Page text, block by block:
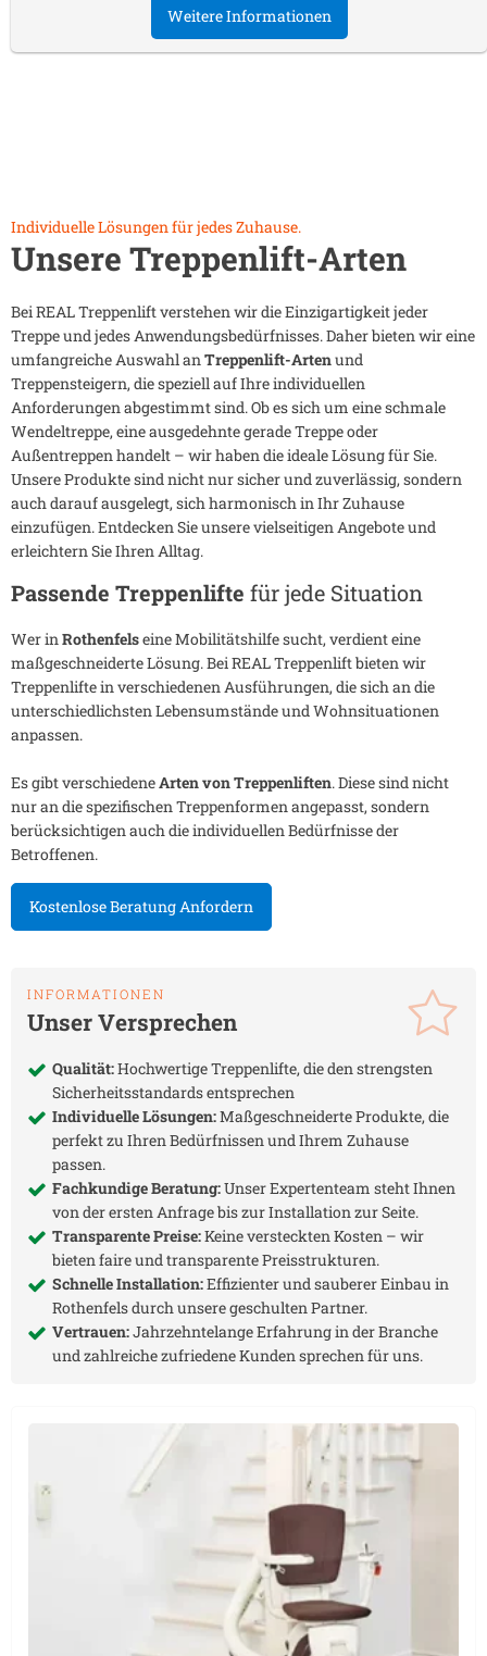
Weitere Informationen
Individuelle Lösungen für jedes Zuhause.
Unsere Treppenlift-Arten
Bei REAL Treppenlift verstehen wir die Einzigartigkeit jeder
Treppe und jedes Anwendungsbedürfnisses. Daher bieten wir eine
umfangreiche Auswahl anTreppenlift-Artenund
Treppensteigern, die speziell auf Ihre individuellen
Anforderungen abgestimmt sind. Ob es sich um eine schmale
Wendeltreppe, eine ausgedehnte gerade Treppe oder
Außentreppen handelt – wir haben die ideale Lösung für Sie.
Unsere Produkte sind nicht nur sicher und zuverlässig, sondern
auch darauf ausgelegt, sich harmonisch in Ihr Zuhause
einzufügen. Entdecken Sie unsere vielseitigen Angebote und
erleichtern Sie Ihren Alltag.
Passende Treppenlifte für jede Situation
Wer inRothenfelseine Mobilitätshilfe sucht, verdient eine
maßgeschneiderte Lösung. Bei REAL Treppenlift bieten wir
Treppenlifte in verschiedenen Ausführungen, die sich an die
unterschiedlichsten Lebensumstände und Wohnsituationen
anpassen.
Es gibt verschiedeneArten von Treppenliften. Diese sind nicht
nur an die spezifischen Treppenformen angepasst, sondern
berücksichtigen auch die individuellen Bedürfnisse der
Betroffenen.
Kostenlose Beratung Anfordern
INFORMATIONEN
Unser Versprechen
Qualität:Hochwertige Treppenlifte, die den strengsten
Sicherheitsstandards entsprechen
Individuelle Lösungen:Maßgeschneiderte Produkte, die
perfekt zu Ihren Bedürfnissen und Ihrem Zuhause
passen.
Fachkundige Beratung:Unser Expertenteam steht Ihnen
von der ersten Anfrage bis zur Installation zur Seite.
Transparente Preise:Keine versteckten Kosten – wir
bieten faire und transparente Preisstrukturen.
Schnelle Installation:Effizienter und sauberer Einbau in
Rothenfelsdurch unsere geschulten Partner.
Vertrauen:Jahrzehntelange Erfahrung in der Branche
und zahlreiche zufriedene Kunden sprechen für uns.